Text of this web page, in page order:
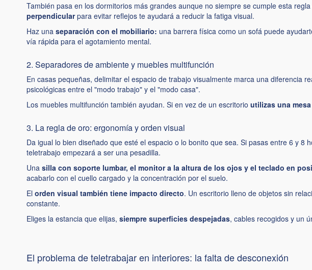
También pasa en los dormitorios más grandes aunque no siempre se cumple esta
perpendicularpara evitar reflejos te ayudará a reducir la fatiga visual.
Haz una separación con el mobiliario: una barrera física como un sofá puede
vía rápida para el agotamiento mental.
2. Separadores de ambiente y muebles multifunción
En casas pequeñas, delimitar el espacio de trabajo visualmente marca una diferencia
psicológicas entre el "modo trabajo" y el "modo casa".
Los muebles multifunción también ayudan. Si en vez de un escritorio utilizas una
3. La regla de oro: ergonomía y orden visual
Da igual lo bien diseñado que esté el espacio o lo bonito que sea. Si pasas entre 6 y
teletrabajo empezará a ser una pesadilla.
Una silla con soporte lumbar, el monitor a la altura de los ojos y el teclado en
acabarlo con el cuello cargado y la concentración por el suelo.
El orden visual también tiene impacto directo. Un escritorio lleno de objetos sin
constante.
Eliges la estancia que elijas, siempre superficies despejadas, cables recogidos y un
El problema de teletrabajar en interiores: la falta de desconexión